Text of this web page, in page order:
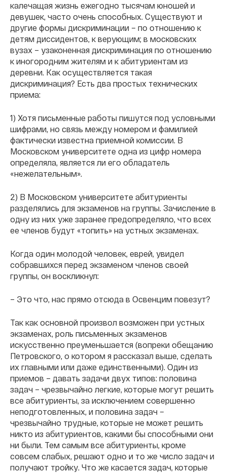
калечащая жизнь ежегодно тысячам юношей и
девушек, часто очень способных. Существуют и
другие формы дискриминации – по отношению к
детям диссидентов, к верующим; в московских
вузах – узаконенная дискриминация по отношению
к иногородним жителям и к абитуриентам из
деревни. Как осуществляется такая
дискриминация? Есть два простых технических
приема:
1) Хотя письменные работы пишутся под условными
шифрами, но связь между номером и фамилией
фактически известна приемной комиссии. В
Московском университете одна из цифр номера
определяла, является ли его обладатель
«нежелательным».
2) В Московском университете абитуриенты
разделялись для экзаменов на группы. Зачисление в
одну из них уже заранее предопределяло, что всех
ее членов будут «топить» на устных экзаменах.
Когда один молодой человек, еврей, увидел
собравшихся перед экзаменом членов своей
группы, он воскликнул:
– Это что, нас прямо отсюда в Освенцим повезут?
Так как основной произвол возможен при устных
экзаменах, роль письменных экзаменов
искусственно преуменьшается (вопреки обещанию
Петровского, о котором я рассказал выше, сделать
их главными или даже единственными). Один из
приемов – давать задачи двух типов: половина
задач – чрезвычайно легкие, которые могут решить
все абитуриенты, за исключением совершенно
неподготовленных, и половина задач –
чрезвычайно трудные, которые не может решить
никто из абитуриентов, какими бы способными они
ни были. Тем самым все абитуриенты, кроме
совсем слабых, решают одно и то же число задач и
получают тройку. Что же касается задач, которые